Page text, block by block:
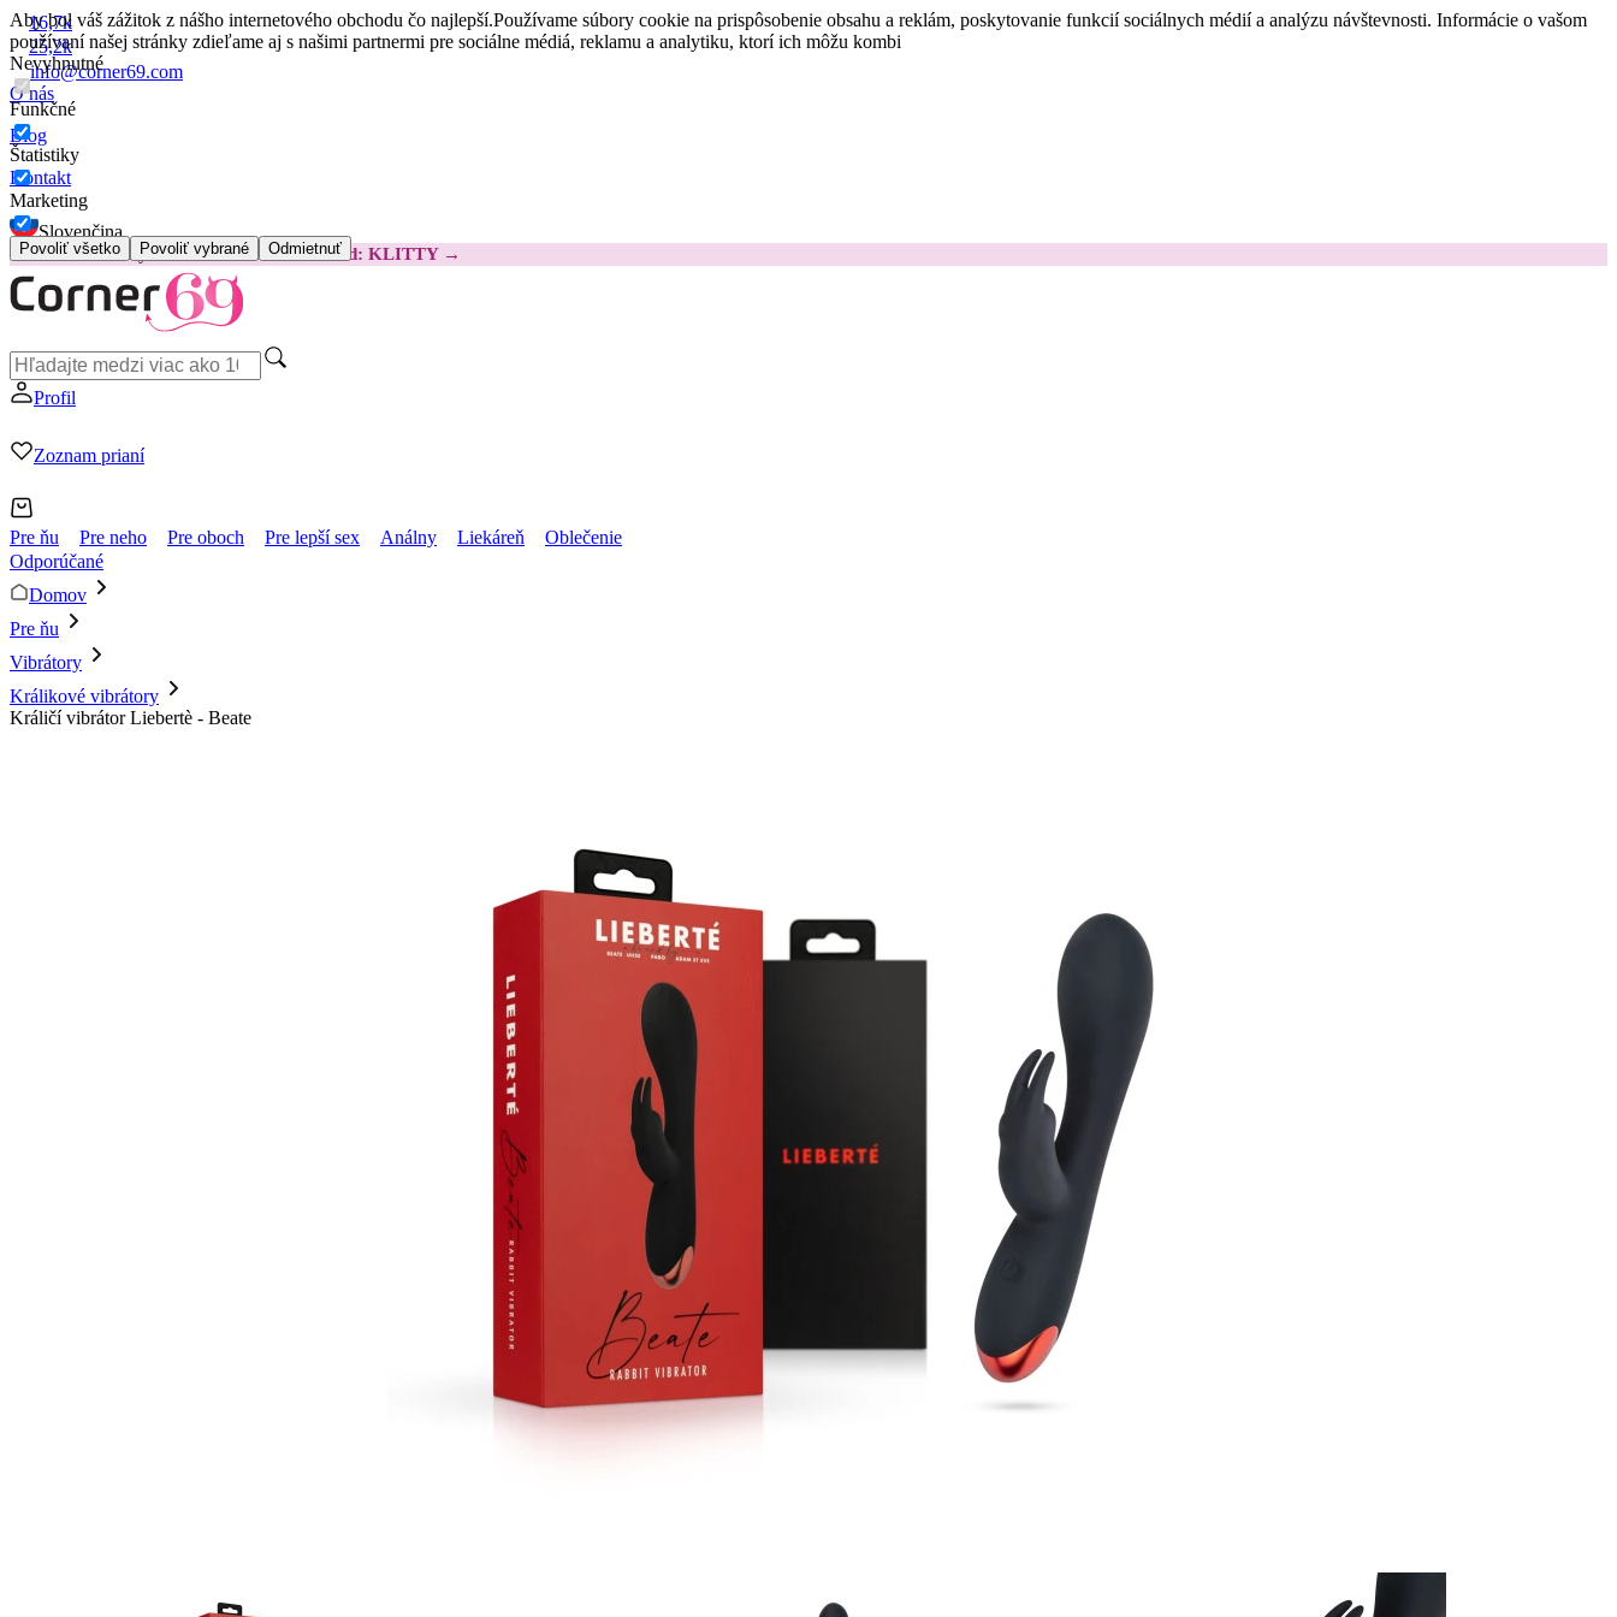
Aby bol váš zážitok z nášho internetového obchodu čo najlepší.Používame súbory cookie na prispôsobenie obsahu a reklám, poskytovanie funkcií sociálnych médií a analýzu návštevnosti. Informácie o vašom
používaní našej stránky zdieľame aj s našimi partnermi pre sociálne médiá, reklamu a analytiku, ktorí ich môžu kombi
Nevyhnutné
Funkčné
Štatistiky
Marketing
Povoliť všetko Povoliť vybrané Odmietnuť
16,7k
25,2k
info@corner69.com
O nás
Blog
Kontakt
Slovenčina
😽Svakom Klitty: O 15 € LACNEJŠIEKód: KLITTY →
Profil
Zoznam prianí
Pre ňu Pre neho Pre oboch Pre lepší sex Análny Liekáreň
Oblečenie
Odporúčané
Domov
Pre ňu
Vibrátory
Králikové vibrátory
Králičí vibrátor Liebertè - Beate